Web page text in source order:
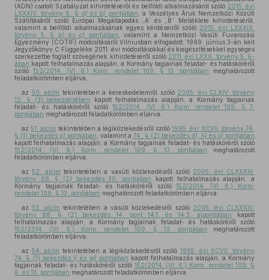
(ADN) csatolt Szabályzat kihirdetéséről és belföldi alkalmazásáról szóló 2015. évi
LXXXIV. törvény 6. § a) ésb) pontjában , a Veszélyes Áruk Nemzetközi Közúti
Szállításáról szóló Európai Megállapodás „A” és „B” Melléklete kihirdetéséről,
valamint a belföldi alkalmazásának egyes kérdéseiről szóló 2015. évi LXXXIX.
törvény 5. § b) ésc) pontjában , valamint a Nemzetközi Vasúti Fuvarozási
Egyezmény (COTIF) módosításáról Vilniusban elfogadott, 1999. június 3-án kelt
Jegyzőkönyv C Függeléke 2011. évi módosításokkal és kiegészítésekkel egységes
szerkezetbe foglalt szövegének kihirdetéséről szóló 2011. évi LXXX. törvény 5. §-
ában kapott felhatalmazás alapján, a Kormány tagjainak feladat- és hatásköréről
szóló 152/2014. (VI. 6.) Korm. rendelet 109. § 13. pontjában
meghatározott
feladatkörömben eljárva,
az 50. alcím tekintetében a kereskedelemről szóló 2005. évi CLXIV. törvény
12. § (3) bekezdésében
kapott felhatalmazás alapján, a Kormány tagjainak
feladat- és hatásköréről szóló152/2014. (VI. 6.) Korm. rendelet 109. § 7.
pontjában meghatározott feladatkörömben eljárva,
az51. alcím tekintetében a légiközlekedésről szóló1995. évi XCVII. törvény 74.
§ (1) bekezdés y) pontjában , valamint a74. § (2) bekezdés d), h) és o) pontjában
kapott felhatalmazás alapján, a Kormány tagjainak feladat- és hatásköréről szóló
152/2014. (VI. 6.) Korm. rendelet 109. § 13. pontjában meghatározott
feladatkörömben eljárva,
az52. alcím tekintetében a vasúti közlekedésről szóló 2005. évi CLXXXIII.
törvény 88. § (2) bekezdés 30. pontjában
kapott felhatalmazás alapján, a
Kormány tagjainak feladat- és hatásköréről szóló152/2014. (VI. 6.) Korm.
rendelet 109. § 13. pontjában meghatározott feladatkörömben eljárva,
az53. alcím tekintetében a vasúti közlekedésről szóló 2005. évi CLXXXIII.
törvény 88. § (2) bekezdés 14. pont 14.1. és 14.3. alpontjában kapott
felhatalmazás alapján, a Kormány tagjainak feladat- és hatásköréről szóló
152/2014. (VI. 6.) Korm. rendelet 109. § 13. pontjában meghatározott
feladatkörömben eljárva,
az 54. alcím tekintetében a légiközlekedésről szóló 1995. évi XCVII. törvény
74. § (1) bekezdés l) és w) pontjában kapott felhatalmazás alapján, a Kormány
tagjainak feladat- és hatásköréről szóló 152/2014. (VI. 6.) Korm. rendelet 109. §
6. és 13. pontjában meghatározott feladatkörömben eljárva,